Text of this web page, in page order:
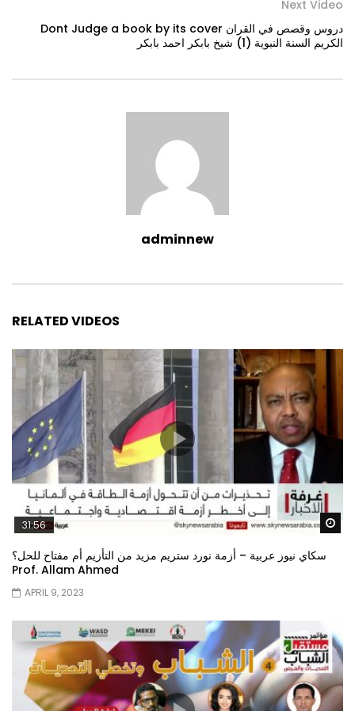
Next Video
Dont Judge a book by its cover دروس وقصص في القران
الكريم السنة النبوية (1) شيخ بابكر احمد بابكر
adminnew
RELATED VIDEOS
31:56
سكاي نيوز عربية – أزمة نورد ستريم مزيد من التأزيم أم مفتاح للحل؟
Prof. Allam Ahmed
APRIL 9, 2023